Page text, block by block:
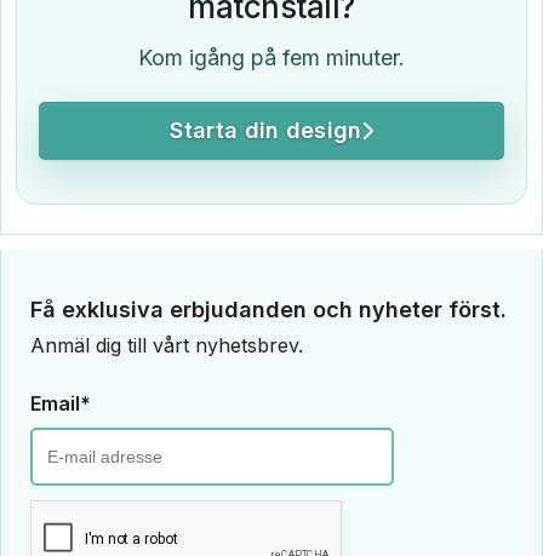
Kom igång på fem minuter.
Starta din design
Få exklusiva erbjudanden och nyheter först.
Anmäl dig till vårt nyhetsbrev.
Email*